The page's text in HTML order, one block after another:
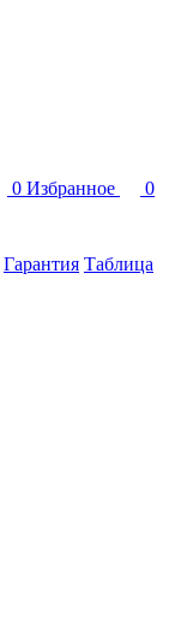
0 Избранное
0
Гарантия Таблица